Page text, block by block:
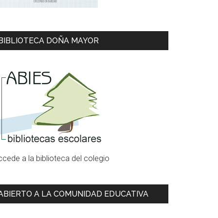
DOÑA MAYOR
a la biblioteca del colegio
A LA COMUNIDAD EDUCATIVA